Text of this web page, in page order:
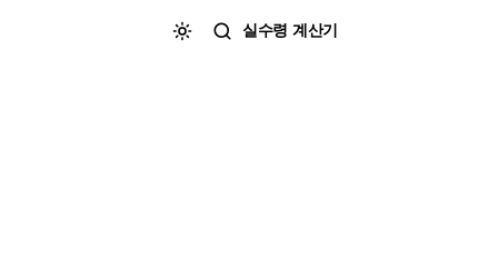
실수령 계산기